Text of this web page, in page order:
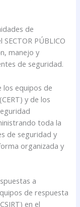
de
PÚBLICO
manejo y
de seguridad.
los equipos de
y de los
toda la
de seguridad y
organizada y
a
de respuesta
en el